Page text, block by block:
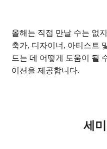
올해는 직접 만날 수는 없
축가, 디자이너, 아티스트
드는 데 어떻게 도움이 될
이션을 제공합니다.
세